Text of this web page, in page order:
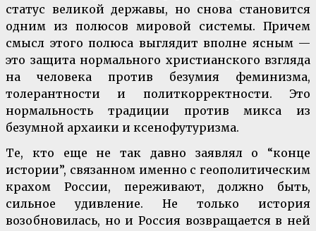
статус великой державы, но снова становится
одним из полюсов мировой системы. Причем
смысл этого полюса выглядит вполне ясным —
это защита нормального христианского взгляда
на человека против безумия феминизма,
толерантности и политкорректности. Это
нормальность традиции против микса из
безумной архаики и ксенофутуризма.
Те, кто еще не так давно заявлял о “конце
истории”, связанном именно с геополитическим
крахом России, переживают, должно быть,
сильное удивление. Не только история
возобновилась, но и Россия возвращается в ней